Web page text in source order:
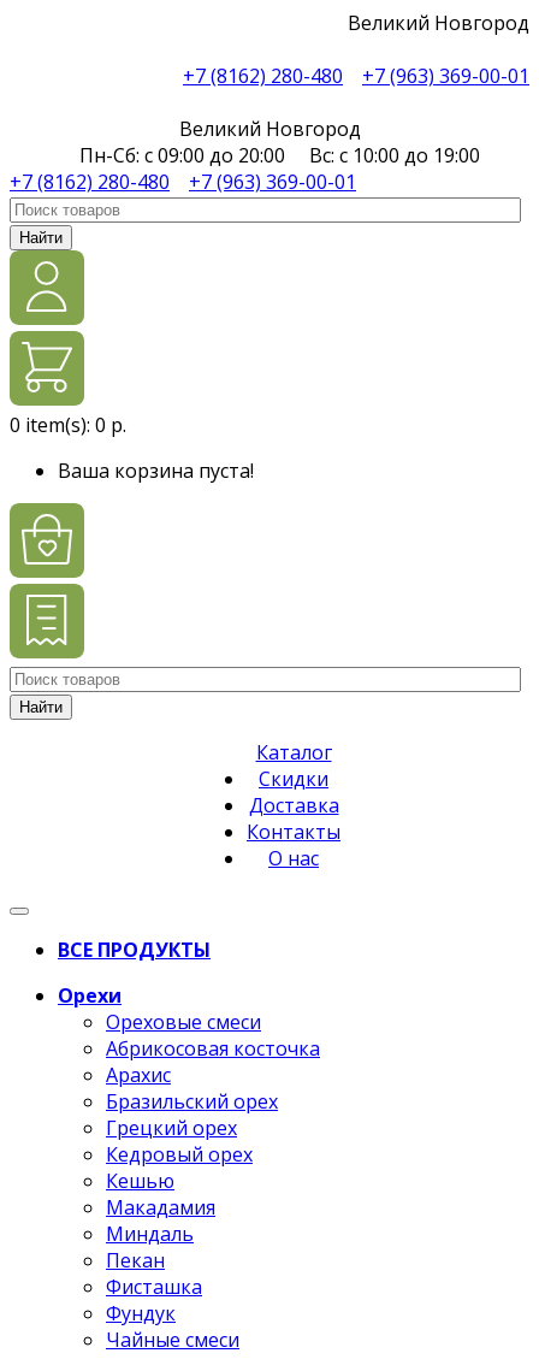
Великий Новгород
+7 (8162) 280-480
+7 (963) 369-00-01
Великий Новгород
Пн-Сб: с 09:00 до 20:00 Вс: с 10:00 до 19:00
+7 (8162) 280-480
+7 (963) 369-00-01
Найти
0 item(s): 0 р.
Ваша корзина пуста!
Найти
Каталог
Скидки
Доставка
Контакты
О нас
ВСЕ ПРОДУКТЫ
Орехи
Ореховые смеси
Абрикосовая косточка
Арахис
Бразильский орех
Грецкий орех
Кедровый орех
Кешью
Макадамия
Миндаль
Пекан
Фисташка
Фундук
Чайные смеси